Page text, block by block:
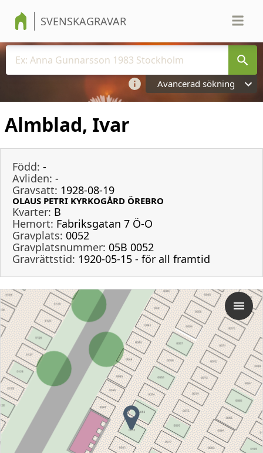
SVENSKAGRAVAR
Avancerad sökning
Almblad, Ivar
Född: -
Avliden: -
Gravsatt: 1928-08-19
OLAUS PETRI KYRKOGÅRD ÖREBRO
Kvarter: B
Hemort: Fabriksgatan 7 Ö-O
Gravplats: 0052
Gravplatsnummer: 05B 0052
Gravrättstid: 1920-05-15 - för all framtid